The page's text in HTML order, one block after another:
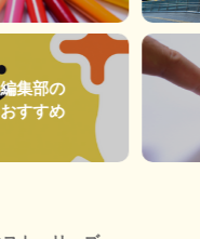
編集部の
おすすめ